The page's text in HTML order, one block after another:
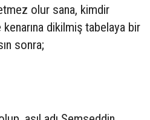
olur sana, kimdir
dikilmiş tabelaya bir
sonra;